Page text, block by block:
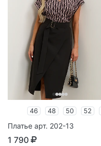
46 48 50 52
Платье арт. 202-13
1 790